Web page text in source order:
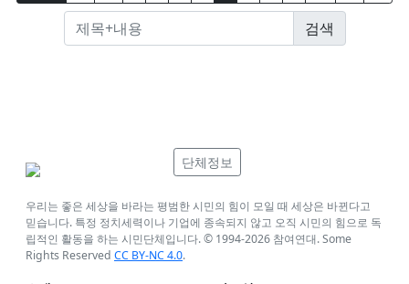
단체정보
우리는 좋은 세상을 바라는 평범한 시민의 힘이 모일 때 세상은 바뀐다고
믿습니다. 특정 정치세력이나 기업에 종속되지 않고 오직 시민의 힘으로 독
립적인 활동을 하는 시민단체입니다. © 1994-2026 참여연대. Some
Rights Reserved CC BY-NC 4.0.